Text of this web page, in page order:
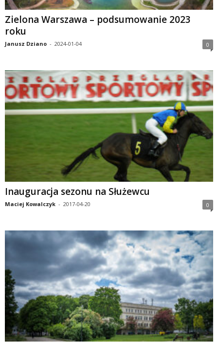
Zielona Warszawa – podsumowanie 2023
roku
Janusz Dziano - 2024-01-04 0
Inauguracja sezonu na Służewcu
Maciej Kowalczyk - 2017-04-20 0